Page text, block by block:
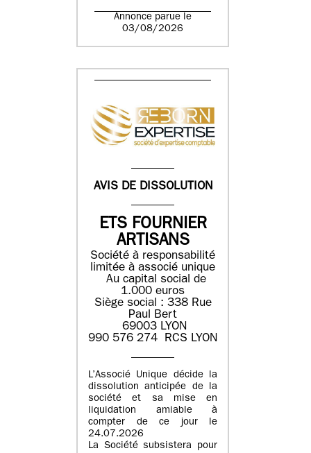
Annonce parue le
03/08/2026
AVIS DE DISSOLUTION
ETS FOURNIER
ARTISANS
Société à responsabilité
limitée à associé unique
Au capital social de
1.000 euros
Siège social : 338 Rue
Paul Bert
69003 LYON
990 576 274 RCS LYON
L’Associé Unique décide la
dissolution anticipée de la
société et sa mise en
liquidation amiable à
compter de ce jour le
24.07.2026
La Société subsistera pour